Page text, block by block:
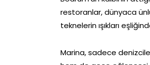
restoranlar, dünyaca
teknelerin ışıkları
Marina, sadece